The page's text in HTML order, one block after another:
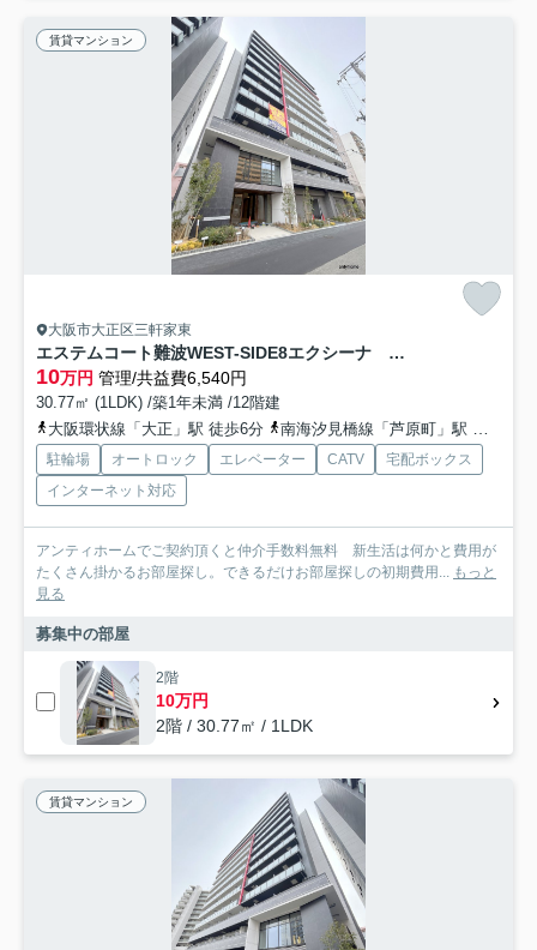
賃貸マンション
大阪市大正区三軒家東
エステムコート難波WEST-SIDE8エクシーナ 仲介手数料無料
10万円 管理/共益費6,540円
30.77㎡ (1LDK) /築1年未満 /12階建
大阪環状線「大正」駅 徒歩6分
南海汐見橋線「芦原町」駅 徒歩12分
駐輪場 オートロック エレベーター CATV
宅配ボックス
インターネット対応
アンティホームでご契約頂くと仲介手数料無料 新生活は何かと費用が
たくさん掛かるお部屋探し。できるだけお部屋探しの初期費用...
もっと
見る
募集中の部屋
2階
10万円
2階 / 30.77㎡ / 1LDK
賃貸マンション